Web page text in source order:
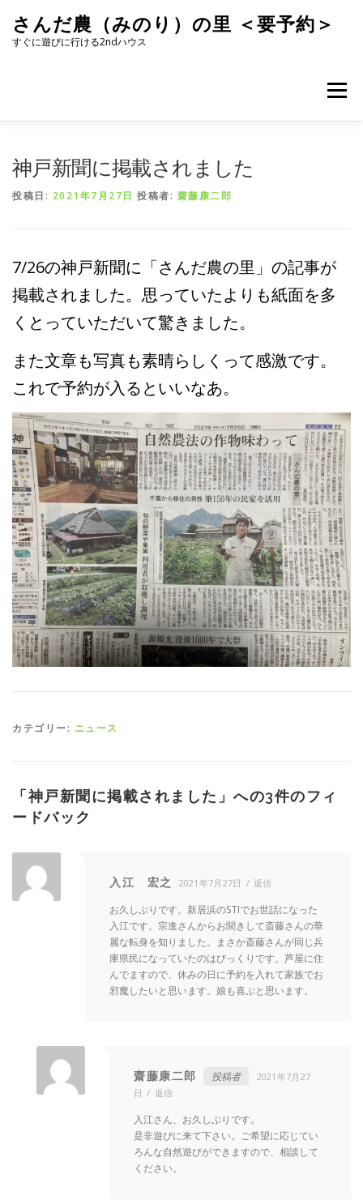
キ
さんだ農（みのり）の里 ＜要予約＞
すぐに遊びに行ける2ndハウス
メニュー
神戸新聞に掲載されました
投稿日: 2021年7月27日 投稿者: 齋藤康二郎
7/26の神戸新聞に「さんだ農の里」の記事が
掲載されました。思っていたよりも紙面を多
くとっていただいて驚きました。
また文章も写真も素晴らしくって感激です。
これで予約が入るといいなあ。
カテゴリー: ニュース
「神戸新聞に掲載されました 」への3件のフィ
ードバック
入江 宏之 2021年7月27日 返信
お久しぶりです。新居浜のSTIでお世話になった
入江です。宗進さんからお聞きして斎藤さんの華
麗な転身を知りました。まさか斎藤さんが同じ兵
庫県民になっていたのはびっくりです。芦屋に住
んでますので、休みの日に予約を入れて家族でお
邪魔したいと思います。娘も喜ぶと思います。
齋藤康二郎 投稿者
2021年7月27
日
返信
入江さん、お久しぶりです。
是非遊びに来て下さい。ご希望に応じてい
ろんな自然遊びができますので、相談して
ください。